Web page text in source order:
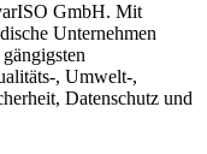
GmbH. Mit
Unternehmen
, Umwelt-,
Datenschutz und